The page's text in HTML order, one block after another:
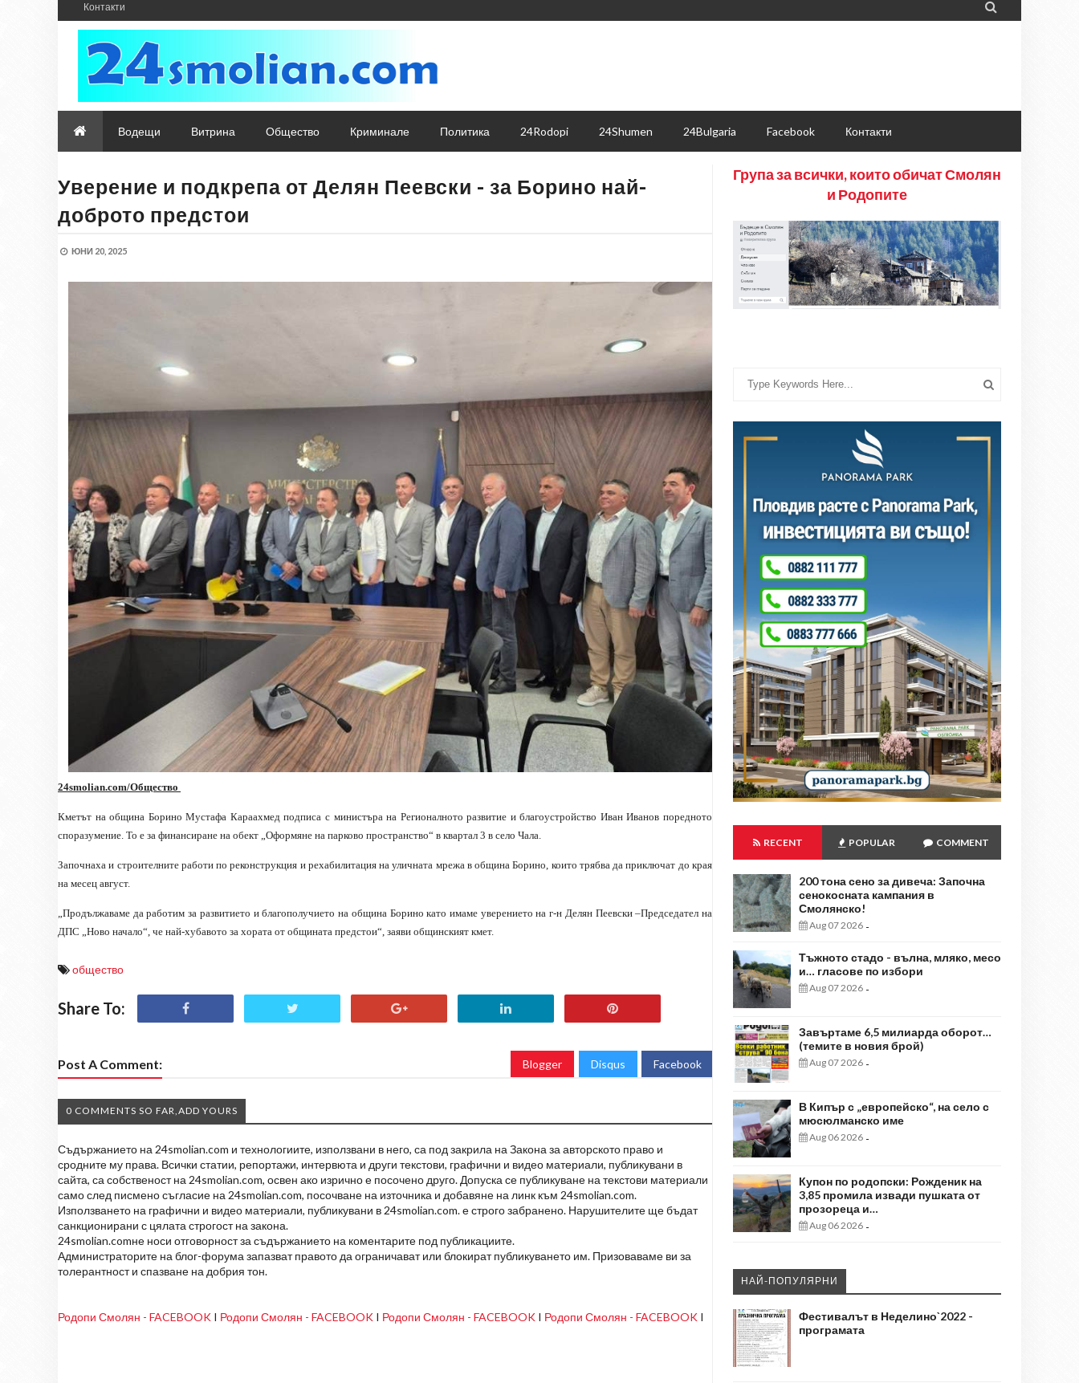
Контакти 
Водещи Витрина Общество Криминале Политика 24Rodopi 24Shumen 24Bulgaria Facebook Контакти
Уверение и подкрепа от Делян Пеевски - за Борино най-
доброто предстои
ЮНИ 20, 2025
24smolian.com/Общество
Кметът на община Борино Мустафа Караахмед подписа с министъра на Регионалното развитие и благоустройство Иван Иванов поредното
споразумение. То е за финансиране на обект „Оформяне на парково пространство“ в квартал 3 в село Чала.
Започнаха и строителните работи по реконструкция и рехабилитация на уличната мрежа в община Борино, които трябва да приключат до края
на месец август.
„Продължаваме да работим за развитието и благополучието на община Борино като имаме уверението на г-н Делян Пеевски –Председател на
ДПС „Ново начало“, че най-хубавото за хората от общината предстои“, заяви общинският кмет.
общество
Share To:
Post A Comment: Blogger Disqus Facebook
0 COMMENTS SO FAR,ADD YOURS
Съдържанието на 24smolian.com и технологиите, използвани в него, са под закрила на Закона за авторското право и
сродните му права. Всички статии, репортажи, интервюта и други текстови, графични и видео материали, публикувани в
сайта, са собственост на 24smolian.com, освен ако изрично е посочено друго. Допуска се публикуване на текстови материали
само след писмено съгласие на 24smolian.com, посочване на източника и добавяне на линк към 24smolian.com.
Използването на графични и видео материали, публикувани в 24smolian.com. е строго забранено. Нарушителите ще бъдат
санкционирани с цялата строгост на закона.
24smolian.comне носи отговорност за съдържанието на коментарите под публикациите.
Администраторите на блог-форума запазват правото да ограничават или блокират публикуването им. Призоваваме ви за
толерантност и спазване на добрия тон.
Родопи Смолян - FACEBOOK I Родопи Смолян - FACEBOOK I Родопи Смолян - FACEBOOK I Родопи Смолян - FACEBOOK I
Група за всички, които обичат Смолян
и Родопите
RECENT POPULAR COMMENT
200 тона сено за дивеча: Започна
сенокосната кампания в
Смолянско!
Aug 07 2026 -
Тъжното стадо - вълна, мляко, месо
и… гласове по избори
Aug 07 2026 -
Завъртаме 6,5 милиарда оборот…
(темите в новия брой)
Aug 07 2026 -
В Кипър с „европейско“, на село с
мюсюлманско име
Aug 06 2026 -
Купон по родопски: Рожденик на
3,85 промила извади пушката от
прозореца и…
Aug 06 2026 -
НАЙ-ПОПУЛЯРНИ
Фестивалът в Неделино`2022 -
програмата